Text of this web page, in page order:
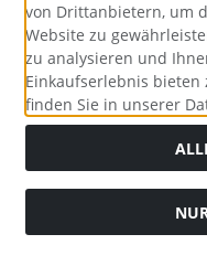
Alle Preise inkl.
durchgestrichenen
von Drittanbietern, um
Website zu
zu analysieren und
Einkaufserlebnis
finden Sie in unserer